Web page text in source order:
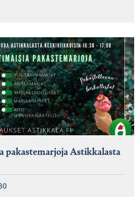
pakastemarjoja Astikkalasta